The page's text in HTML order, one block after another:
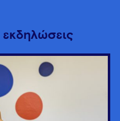
εκδηλώσεις